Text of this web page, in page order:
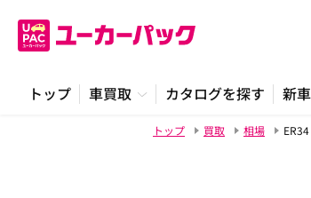
トップ 車買取 カタログを探す 新
トップ 買取 相場